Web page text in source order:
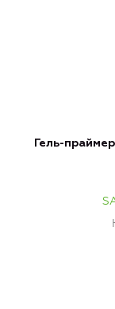
Гель-